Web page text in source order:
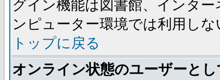
グイン機能は図書館、インタ
ンピューター環境では利用し
トップに戻る
オンライン状態のユーザーと